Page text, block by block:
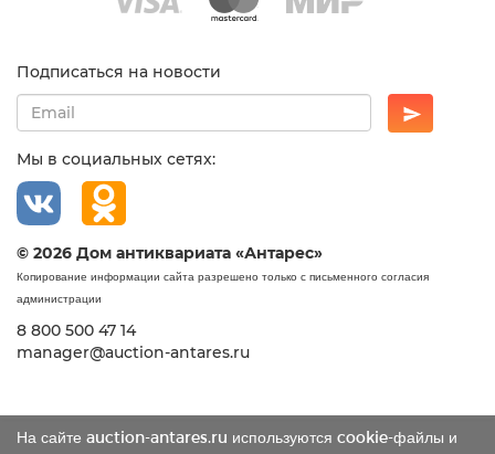
На сайте auction-antares.ru используются cookie-файлы и
Подписаться на новости
Мы в социальных сетях:
© 2026 Дом антиквариата «Антарес»
Копирование информации сайта разрешено только с письменного согласия
администрации
8 800 500 47 14
manager@auction-antares.ru